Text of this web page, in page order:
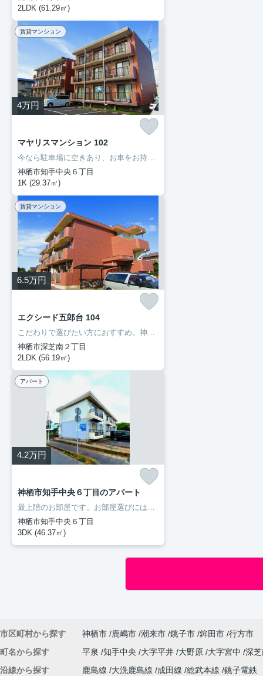
2LDK (61.29㎡)
賃貸マンション
4万円
マヤリスマンション 102
今なら駐車場に空きあり、お車をお持ちの方に。モニターで来訪者を確認し、インターホンを通じて室内から会話することができます。ネットの回線を繋げているのでパソコンが使える生活。多くの方にご好評をいただいている、清潔感のある賃貸物件です。神栖市エリアで賃貸情報をお探しになるなら、ぜひ当社にお任せ下さい。快適な暮らしができるよう、しっかりとサポート致しますのでお気軽にご連絡下さい。
神栖市知手中央６丁目
1K (29.37㎡)
賃貸マンション
6.5万円
エクシード五郎台 104
こだわりで選びたい方におすすめ。神栖市エリアで住まいをお探しなら「エクシード五郎台」。普段からパソコンを使う方にオススメ物件、ネット回線導入済み。こちらのお部屋で新しい生活を始めてみませんか。神栖市に移り住む予定なら、まずは成田線笹川近辺で検討してはいかがでしょうか。0299-97-0800からいつでも豊成管理システムに遠慮なくお問い合わせ下さい。
神栖市深芝南２丁目
2LDK (56.19㎡)
アパート
4.2万円
神栖市知手中央６丁目のアパート
最上階のお部屋です。お部屋選びには欠かせない内覧も、空き部屋であればスムーズです。二人入居が可能な物件です。室内設備はエアコン・フローリングなどが揃っているので、快適に過ごしやすいお部屋になります。多くの方にご好評をいただいている、清潔感のある賃貸物件です。神栖市の住まい探しをお手伝いします。豊成管理システムがお客様に合った住まいをご紹介いたしますので、まずはお気軽にお問い合わせ下さい。
神栖市知手中央６丁目
3DK (46.37㎡)
市区町村から探す 神栖市 鹿嶋市 潮来市 銚子市 鉾田市 行方市
町名から探す
平泉 知手中央 大字平井 大野原 大字宮中
深
沿線から探す
鹿島線 大洗鹿島線 成田線 総武本線 銚子電鉄